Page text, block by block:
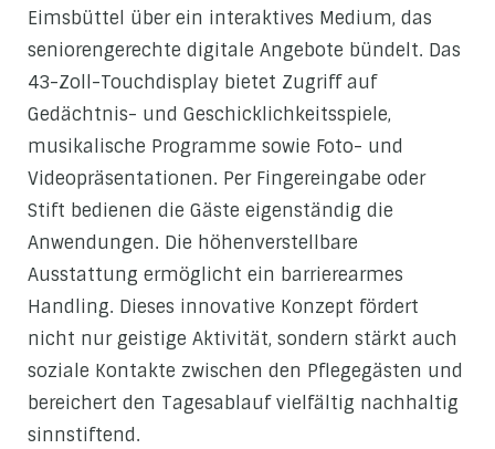
Eimsbüttel über ein interaktives Medium, das
seniorengerechte digitale Angebote bündelt. Das
43-Zoll-Touchdisplay bietet Zugriff auf
Gedächtnis- und Geschicklichkeitsspiele,
musikalische Programme sowie Foto- und
Videopräsentationen. Per Fingereingabe oder
Stift bedienen die Gäste eigenständig die
Anwendungen. Die höhenverstellbare
Ausstattung ermöglicht ein barrierearmes
Handling. Dieses innovative Konzept fördert
nicht nur geistige Aktivität, sondern stärkt auch
soziale Kontakte zwischen den Pflegegästen und
bereichert den Tagesablauf vielfältig nachhaltig
sinnstiftend.